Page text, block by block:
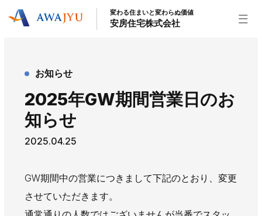
リフォーム事業 外装事業
新築住宅事業
不動産事業
大型物件事業
安房住宅について
社長挨拶 企業情報
スタッフ紹介
変わる住まいと変わらぬ価値
安房住宅株式会社
お知らせ
2025年GW期間営業日のお
知らせ
2025.04.25
GW期間中の営業につきまして下記のとおり、変更
させていただきます。